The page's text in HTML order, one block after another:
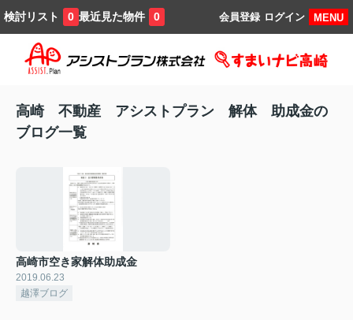
検討リスト 0 最近見た物件 0 MENU
ログイン
会員登録
高崎 不動産 アシストプラン 解体 助成金の
ブログ一覧
高崎市空き家解体助成金
2019.06.23
越澤ブログ